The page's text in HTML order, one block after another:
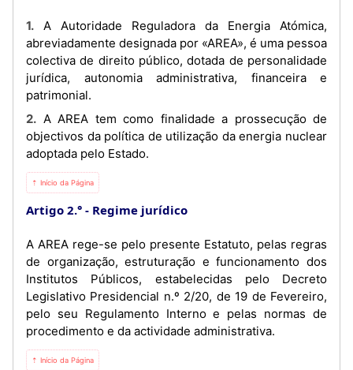
1. A Autoridade Reguladora da Energia Atómica,
abreviadamente designada por «AREA», é uma pessoa
colectiva de direito público, dotada de personalidade
jurídica, autonomia administrativa, financeira e
patrimonial.
2. A AREA tem como finalidade a prossecução de
objectivos da política de utilização da energia nuclear
adoptada pelo Estado.
⇡ Início da Página
Artigo 2.° Regime jurídico
A AREA rege-se pelo presente Estatuto, pelas regras
de organização, estruturação e funcionamento dos
Institutos Públicos, estabelecidas pelo Decreto
Legislativo Presidencial n.º 2/20, de 19 de Fevereiro,
pelo seu Regulamento Interno e pelas normas de
procedimento e da actividade administrativa.
⇡ Início da Página